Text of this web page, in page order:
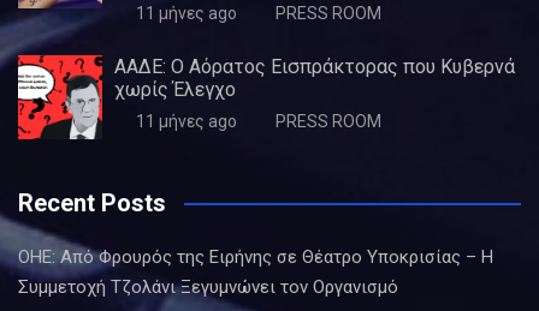
11 μήνες ago PRESS ROOM
ΑΑΔΕ: Ο Αόρατος Εισπράκτορας που Κυβερνά
χωρίς Έλεγχο
11 μήνες ago PRESS ROOM
Recent Posts
ΟΗΕ: Από Φρουρός της Ειρήνης σε Θέατρο Υποκρισίας – Η
Συμμετοχή Τζολάνι Ξεγυμνώνει τον Οργανισμό